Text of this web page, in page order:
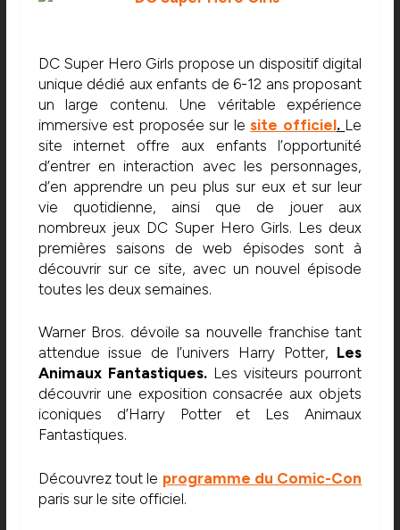
DC Super Hero Girls propose un dispositif digital
unique dédié aux enfants de 6-12 ans proposant
un large contenu. Une véritable expérience
immersive est proposée sur lesite officiel. Le
site internet offre aux enfants l’opportunité
d’entrer en interaction avec les personnages,
d’en apprendre un peu plus sur eux et sur leur
vie quotidienne, ainsi que de jouer aux
nombreux jeux DC Super Hero Girls. Les deux
premières saisons de web épisodes sont à
découvrir sur ce site, avec un nouvel épisode
toutes les deux semaines.
Warner Bros. dévoile sa nouvelle franchise tant
attendue issue de l’univers Harry Potter, Les
Animaux Fantastiques. Les visiteurs pourront
découvrir une exposition consacrée aux objets
iconiques d’Harry Potter et Les Animaux
Fantastiques.
Découvrez tout le programme du Comic-Con
paris sur le site officiel.